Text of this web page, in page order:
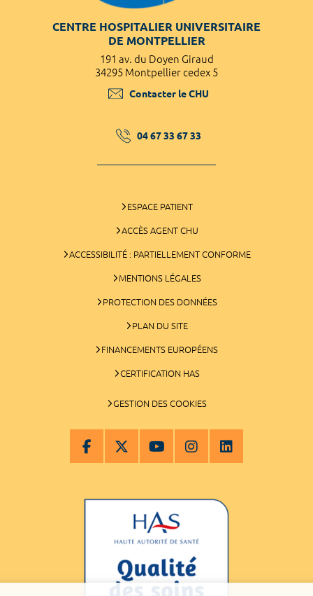
CENTRE HOSPITALIER UNIVERSITAIRE
DE MONTPELLIER
191 av. du Doyen Giraud
34295 Montpellier cedex 5
Contacter le CHU
04 67 33 67 33
ESPACE PATIENT
ACCÈS AGENT CHU
ACCESSIBILITÉ : PARTIELLEMENT CONFORME
MENTIONS LÉGALES
PROTECTION DES DONNÉES
PLAN DU SITE
FINANCEMENTS EUROPÉENS
CERTIFICATION HAS
GESTION DES COOKIES